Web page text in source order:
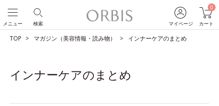
マイページ
0
カート
検索
メニュー
TOP マガジン（美容情報・読み物） インナーケアのまとめ
インナーケアのまとめ